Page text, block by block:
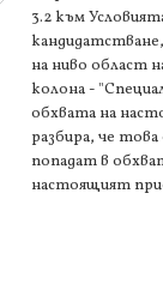
3.2 към
на ниво област
колона -
обхвата на
разбира, че
попадат в
настоящият